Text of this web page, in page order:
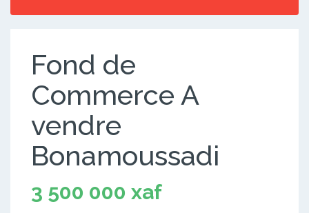
Fond de
Commerce A
vendre
Bonamoussadi
3 500 000 xaf